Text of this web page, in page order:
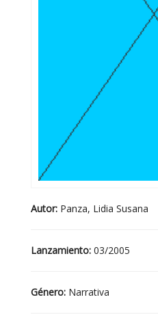
Autor: Panza, Lidia Susana
Lanzamiento: 03/2005
Género: Narrativa